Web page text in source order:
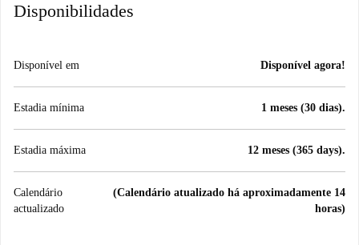
Disponibilidades
Disponível em Disponível agora!
Estadia mínima 1 meses (30 dias).
Estadia máxima 12 meses (365 days).
Calendário
actualizado
(Calendário atualizado há aproximadamente 14
horas)